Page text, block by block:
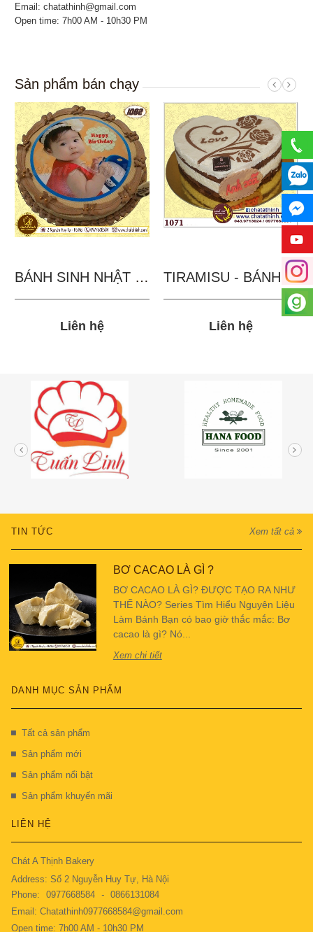
Email: chatathinh@gmail.com
Open time: 7h00 AM - 10h30 PM
Sản phẩm bán chạy
BÁNH SINH NHẬT IN...
Liên hệ
TIRAMISU - BÁNH TẶNG...
Liên hệ
TIN TỨC Xem tất cả
BƠ CACAO LÀ GÌ ?
BƠ CACAO LÀ GÌ? ĐƯỢC TẠO RA NHƯ
THẾ NÀO? Series Tìm Hiểu Nguyên Liệu
Làm Bánh Bạn có bao giờ thắc mắc: Bơ
cacao là gì? Nó...
Xem chi tiết
DANH MỤC SẢN PHẨM
Tất cả sản phẩm
Sản phẩm mới
Sản phẩm nổi bật
Sản phẩm khuyến mãi
LIÊN HỆ
Chát A Thịnh Bakery
Address: Số 2 Nguyễn Huy Tự, Hà Nội
Phone:
0977668584 -
0866131084
Email: Chatathinh0977668584@gmail.com
Open time: 7h00 AM - 10h30 PM